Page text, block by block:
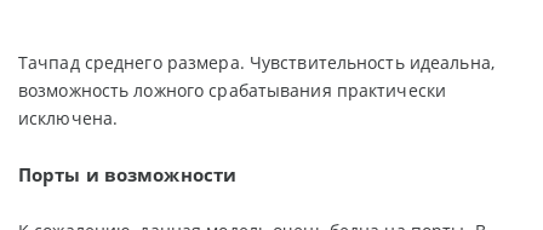
Тачпад среднего размера. Чувствительность идеальна,
возможность ложного срабатывания практически
исключена.
Порты и возможности